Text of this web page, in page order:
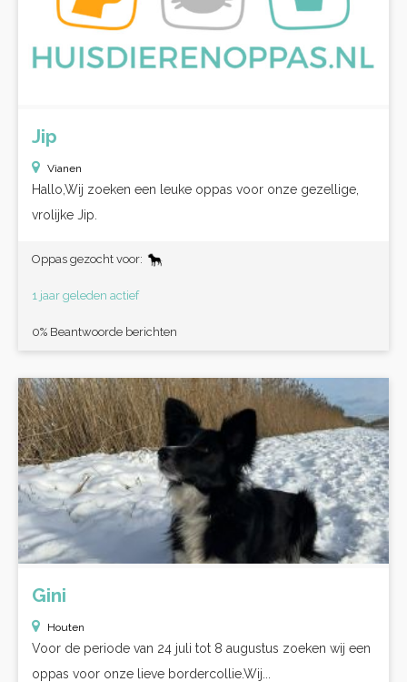
Jip
Vianen
Hallo,Wij zoeken een leuke oppas voor onze gezellige,
vrolijke Jip.
Oppas gezocht voor:
1 jaar geleden actief
0% Beantwoorde berichten
Gini
Houten
Voor de periode van 24 juli tot 8 augustus zoeken wij een
oppas voor onze lieve bordercollie.Wij...